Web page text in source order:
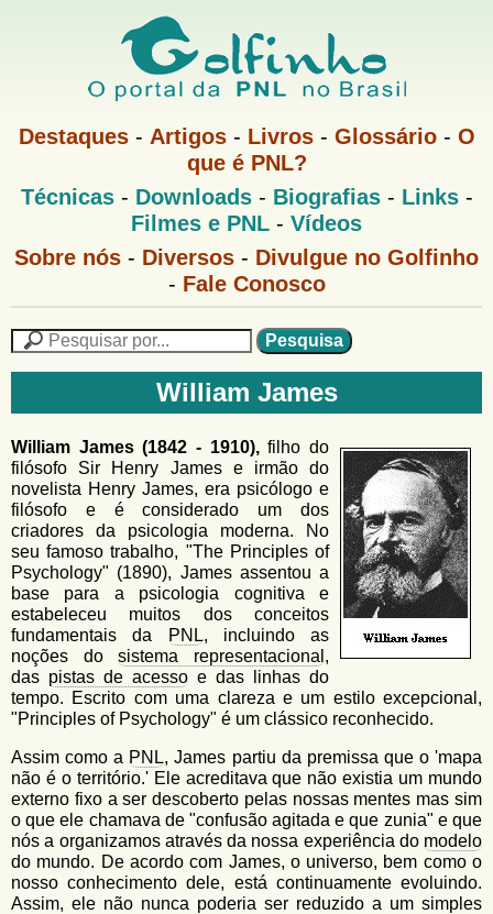
Pular
para
o
principal
G
f
i
n
h
o
M
u
Destaques- Artigos- Livros- Glossário- O
que é PNL?
M
e
P
Técnicas- Downloads- Biografias- Links-
Filmes e PNL - Vídeos
G
n
e
n
u
Sobre nós - Diversos - Divulgue no Golfinho
- Fale Conosco
F
r
m
u
l
á
r
i
o
d
e
b
u
s
c
a
e
i
s
a
n
o
G
o
l
f
i
n
h
o
William James
William James (1842 - 1910),filho do
filósofo Sir Henry James e irmão do
novelista Henry James, era psicólogo e
filósofo e é considerado um dos
criadores da psicologia moderna. No
seu famoso trabalho, "The Principles of
Psychology" (1890), James assentou a
base para a psicologia cognitiva e
estabeleceu muitos dos conceitos
fundamentais da
PNL, incluindo as
noções dosistema representacional,
das pistas de acesso e das linhas do
tempo. Escrito com uma clareza e um estilo excepcional,
"Principles of Psychology" é um clássico reconhecido.
Assim como a PNL, James partiu da premissa que o 'mapa
não é o território.' Ele acreditava que não existia um mundo
externo fixo a ser descoberto pelas nossas mentes mas sim
o que ele chamava de "confusão agitada e que zunia" e que
nós a organizamos através da nossa experiência do modelo
do mundo. De acordo com James, o universo, bem como o
nosso conhecimento dele, está continuamente evoluindo.
Assim, ele não nunca poderia ser reduzido a um simples